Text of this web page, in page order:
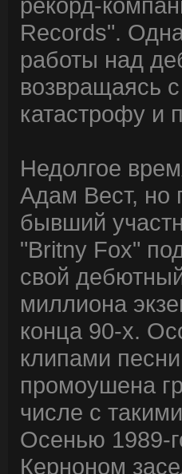
Records".
работы над
возвращаясь
катастрофу и
Недолгое
Адам Вест, но
бывший
"Britny Fox"
свой
миллиона
конца 90-х.
клипами
промоушена
числе с
Осенью 1989-
Керноном